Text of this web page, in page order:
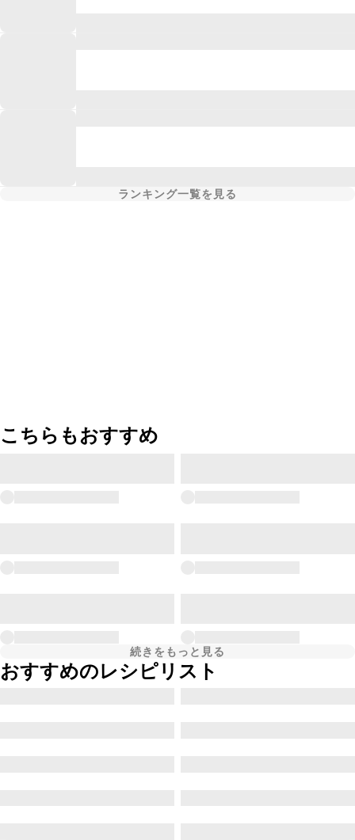
ランキング一覧を見る
こちらもおすすめ
続きをもっと見る
おすすめのレシピリスト